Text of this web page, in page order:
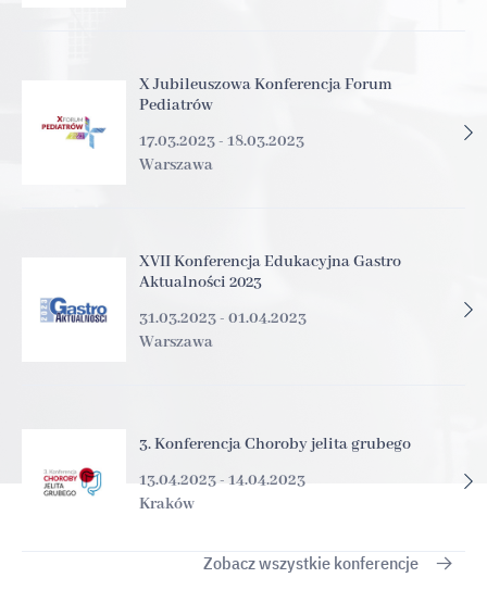
X Jubileuszowa Konferencja Forum
Pediatrów
17.03.2023 - 18.03.2023
Warszawa
XVII Konferencja Edukacyjna Gastro
Aktualności 2023
31.03.2023 - 01.04.2023
Warszawa
3. Konferencja Choroby jelita grubego
13.04.2023 - 14.04.2023
Kraków
Zobacz wszystkie konferencje